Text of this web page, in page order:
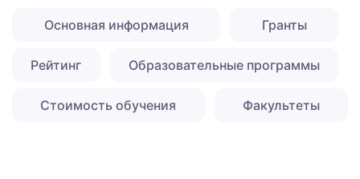
Основная информация Гранты
Рейтинг Образовательные программы
Стоимость обучения Факультеты